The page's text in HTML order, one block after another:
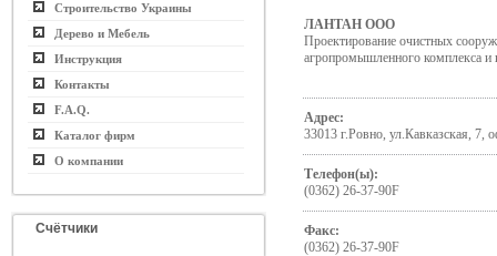
Строительство Украины
Дерево и Мебель
Инструкция
Контакты
F.A.Q.
Каталог фирм
О компании
Счётчики
ЛАНТАН ООО
Проектирование очистных
агропромышленного комплекса и
Адрес:
33013 г.Ровно, ул.Кавказская, 7,
Телефон(ы):
(0362) 26-37-90F
Факс:
(0362) 26-37-90F